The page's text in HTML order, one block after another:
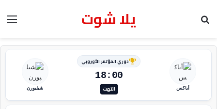
يلا شوت
أياكس
دوري المؤتمر الأوروبي
18:00
انتهت شيلبورن